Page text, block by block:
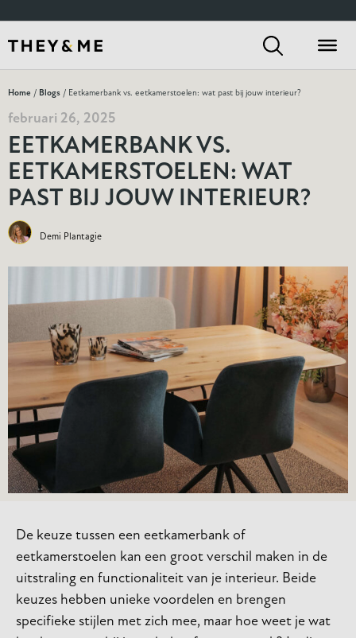
Home / Blogs / Eetkamerbank vs. eetkamerstoelen: wat past bij jouw interieur?
februari 26, 2025
EETKAMERBANK VS.
EETKAMERSTOELEN: WAT
PAST BIJ JOUW INTERIEUR?
Demi Plantagie
De keuze tussen een eetkamerbank of
eetkamerstoelen kan een groot verschil maken in de
uitstraling en functionaliteit van je interieur. Beide
keuzes hebben unieke voordelen en brengen
specifieke stijlen met zich mee, maar hoe weet je wat